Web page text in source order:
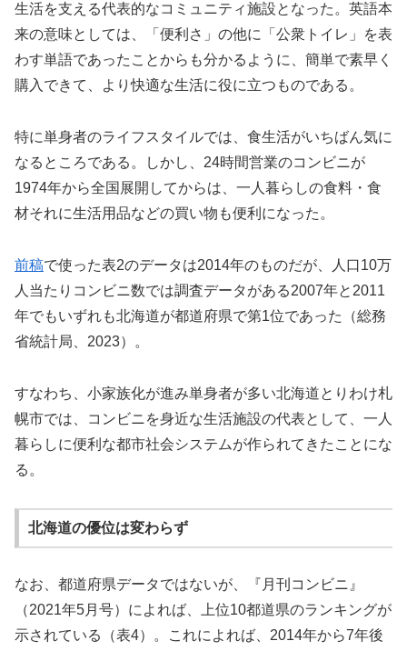
生活を支える代表的なコミュニティ施設となった。英語本
来の意味としては、「便利さ」の他に「公衆トイレ」を表
わす単語であったことからも分かるように、簡単で素早く
購入できて、より快適な生活に役に立つものである。
特に単身者のライフスタイルでは、食生活がいちばん気に
なるところである。しかし、24時間営業のコンビニが
1974年から全国展開してからは、一人暮らしの食料・食
材それに生活用品などの買い物も便利になった。
前稿で使った表2のデータは2014年のものだが、人口10万
人当たりコンビニ数では調査データがある2007年と2011
年でもいずれも北海道が都道府県で第1位であった（総務
省統計局、2023）。
すなわち、小家族化が進み単身者が多い北海道とりわけ札
幌市では、コンビニを身近な生活施設の代表として、一人
暮らしに便利な都市社会システムが作られてきたことにな
る。
北海道の優位は変わらず
なお、都道府県データではないが、『月刊コンビニ』
（2021年5月号）によれば、上位10都道県のランキングが
示されている（表4）。これによれば、2014年から7年後